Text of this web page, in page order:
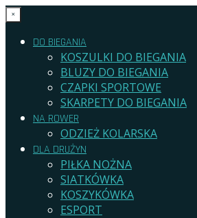
×
DO BIEGANIA
KOSZULKI DO BIEGANIA
BLUZY DO BIEGANIA
CZAPKI SPORTOWE
SKARPETY DO BIEGANIA
NA ROWER
ODZIEŻ KOLARSKA
DLA DRUŻYN
PIŁKA NOŻNA
SIATKÓWKA
KOSZYKÓWKA
ESPORT